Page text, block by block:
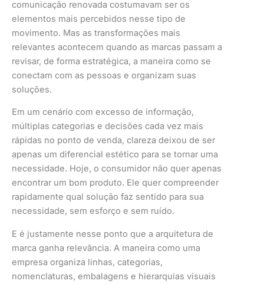
comunicação renovada costumavam ser os
elementos mais percebidos nesse tipo de
movimento. Mas as transformações mais
relevantes acontecem quando as marcas passam a
revisar, de forma estratégica, a maneira como se
conectam com as pessoas e organizam suas
soluções.
Em um cenário com excesso de informação,
múltiplas categorias e decisões cada vez mais
rápidas no ponto de venda, clareza deixou de ser
apenas um diferencial estético para se tornar uma
necessidade. Hoje, o consumidor não quer apenas
encontrar um bom produto. Ele quer compreender
rapidamente qual solução faz sentido para sua
necessidade, sem esforço e sem ruído.
E é justamente nesse ponto que a arquitetura de
marca ganha relevância. A maneira como uma
empresa organiza linhas, categorias,
nomenclaturas, embalagens e hierarquias visuais